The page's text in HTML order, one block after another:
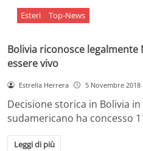
Esteri Top-News
Bolivia riconosce
essere vivo
Estrella Herrera 5 Novembre 2018
Decisione storica in Bolivia
sudamericano ha concesso
Leggi di più